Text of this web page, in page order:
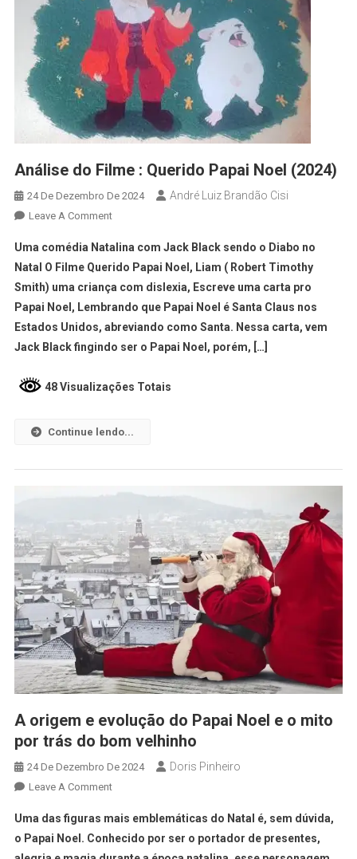
Análise do Filme : Querido Papai Noel (2024)
24 De Dezembro De 2024 André Luiz Brandão Cisi
Leave A Comment
Uma comédia Natalina com Jack Black sendo o Diabo no
Natal O Filme Querido Papai Noel, Liam ( Robert Timothy
Smith) uma criança com dislexia, Escreve uma carta pro
Papai Noel, Lembrando que Papai Noel é Santa Claus nos
Estados Unidos, abreviando como Santa. Nessa carta, vem
Jack Black fingindo ser o Papai Noel, porém, […]
48 Visualizações Totais
Continue lendo...
A origem e evolução do Papai Noel e o mito
por trás do bom velhinho
24 De Dezembro De 2024 Doris Pinheiro
Leave A Comment
Uma das figuras mais emblemáticas do Natal é, sem dúvida,
o Papai Noel. Conhecido por ser o portador de presentes,